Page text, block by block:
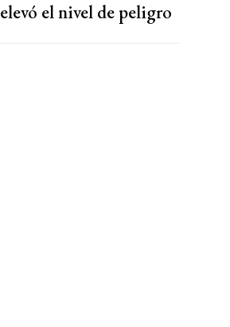
elevó el nivel de peligro